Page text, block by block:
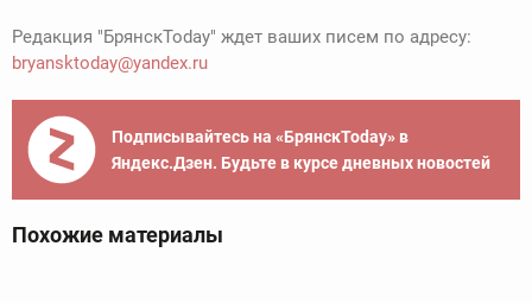
Редакция "БрянскToday" ждет ваших писем по адресу:
bryansktoday@yandex.ru
Подписывайтесь на «БрянскToday» в
Яндекс.Дзен. Будьте в курсе дневных новостей
Похожие материалы